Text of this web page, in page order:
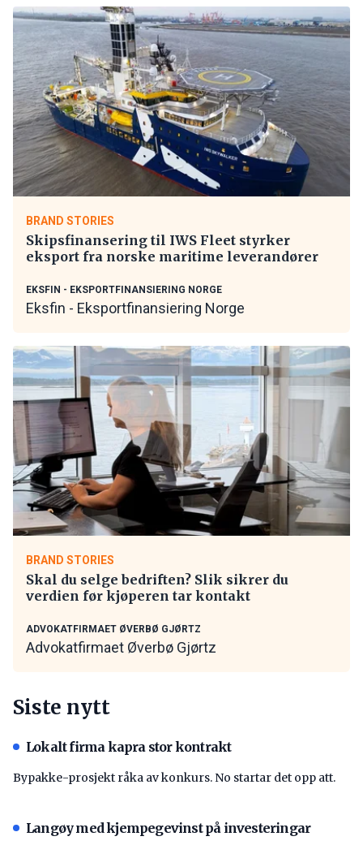
BRAND STORIES
Skipsfinansering til IWS Fleet styrker
eksport fra norske maritime leverandører
EKSFIN - EKSPORTFINANSIERING NORGE
Eksfin - Eksportfinansiering Norge
BRAND STORIES
Skal du selge bedriften? Slik sikrer du
verdien før kjøperen tar kontakt
ADVOKATFIRMAET ØVERBØ GJØRTZ
Advokatfirmaet Øverbø Gjørtz
Siste nytt
Lokalt firma kapra stor kontrakt
Bypakke-prosjekt råka av konkurs. No startar det opp att.
Langøy med kjempegevinst på investeringar